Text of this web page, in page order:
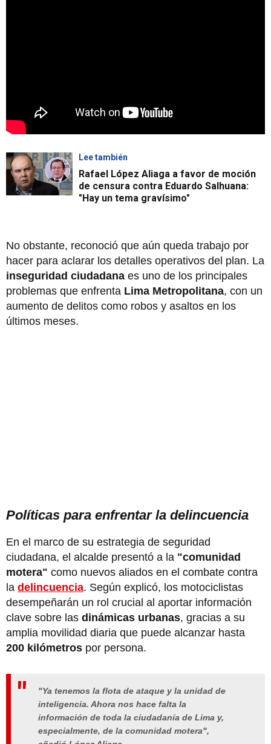
Lee también
Rafael López Aliaga a favor de moción
de censura contra Eduardo Salhuana:
"Hay un tema gravísimo"
No obstante, reconoció que aún queda trabajo por
hacer para aclarar los detalles operativos del plan. La
inseguridad ciudadana es uno de los principales
problemas que enfrenta Lima Metropolitana, con un
aumento de delitos como robos y asaltos en los
últimos meses.
Políticas para enfrentar la delincuencia
En el marco de su estrategia de seguridad
ciudadana, el alcalde presentó a la "comunidad
motera" como nuevos aliados en el combate contra
la delincuencia. Según explicó, los motociclistas
desempeñarán un rol crucial al aportar información
clave sobre las dinámicas urbanas, gracias a su
amplia movilidad diaria que puede alcanzar hasta
200 kilómetros por persona.
"Ya tenemos la flota de ataque y la unidad de
inteligencia. Ahora nos hace falta la
información de toda la ciudadanía de Lima y,
especialmente, de la comunidad motera",